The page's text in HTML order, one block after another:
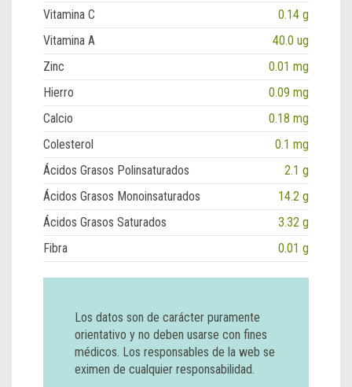
Vitamina C
0.14 g
Vitamina A
40.0 ug
Zinc
0.01 mg
Hierro
0.09 mg
Calcio
0.18 mg
Colesterol
0.1 mg
Ácidos Grasos Polinsaturados
2.1 g
Ácidos Grasos Monoinsaturados
14.2 g
Ácidos Grasos Saturados
3.32 g
Fibra
0.01 g
Los datos son de carácter puramente
orientativo y no deben usarse con fines
médicos. Los responsables de la web se
eximen de cualquier responsabilidad.